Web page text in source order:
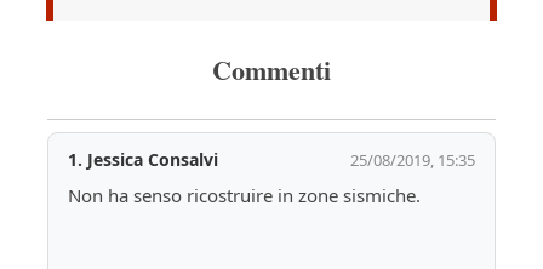
Commenti
1. Jessica Consalvi 25/08/2019, 15:35
Non ha senso ricostruire in zone sismiche.